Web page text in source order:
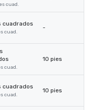
cuad.
cuadrados
cuad.
-
cuad.
10 pies
cuadrados
cuad.
10 pies